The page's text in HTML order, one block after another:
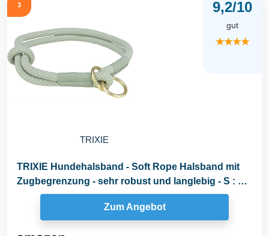
3
TRIXIE
9,2/10
gut
★★★★
TRIXIE Hundehalsband - Soft Rope Halsband mit
Zugbegrenzung - sehr robust und langlebig - S : 35
Zum Angebot